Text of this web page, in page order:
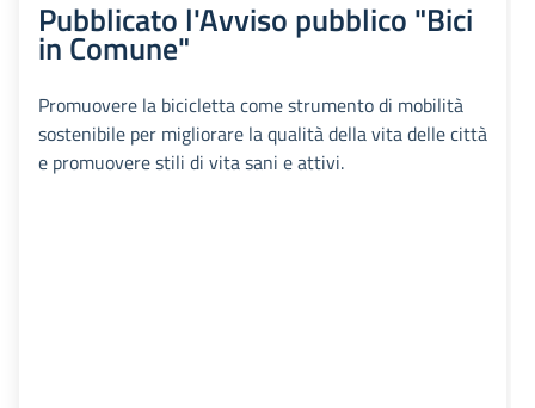
Pubblicato l'Avviso pubblico "Bici
in Comune"
Promuovere la bicicletta come strumento di mobilità
sostenibile per migliorare la qualità della vita delle città
e promuovere stili di vita sani e attivi.